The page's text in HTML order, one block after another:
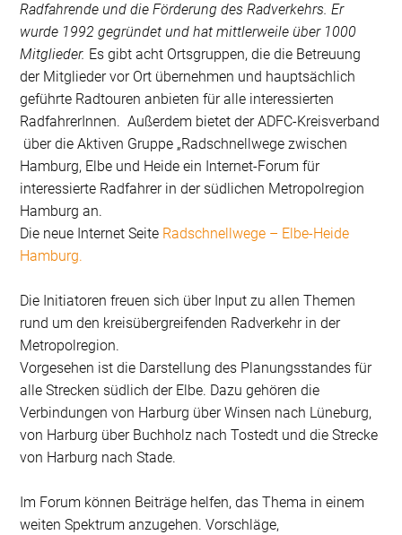
Radfahrende und die Förderung des Radverkehrs. Er
wurde 1992 gegründet und hat mittlerweile über 1000
Mitglieder. Es gibt acht Ortsgruppen, die die Betreuung
der Mitglieder vor Ort übernehmen und hauptsächlich
geführte Radtouren anbieten für alle interessierten
RadfahrerInnen. Außerdem bietet der ADFC-Kreisverband
über die Aktiven Gruppe „Radschnellwege zwischen
Hamburg, Elbe und Heide ein Internet-Forum für
interessierte Radfahrer in der südlichen Metropolregion
Hamburg an.
Die neue Internet Seite Radschnellwege – Elbe-Heide
Hamburg.
Die Initiatoren freuen sich über Input zu allen Themen
rund um den kreisübergreifenden Radverkehr in der
Metropolregion.
Vorgesehen ist die Darstellung des Planungsstandes für
alle Strecken südlich der Elbe. Dazu gehören die
Verbindungen von Harburg über Winsen nach Lüneburg,
von Harburg über Buchholz nach Tostedt und die Strecke
von Harburg nach Stade.
Im Forum können Beiträge helfen, das Thema in einem
weiten Spektrum anzugehen. Vorschläge,